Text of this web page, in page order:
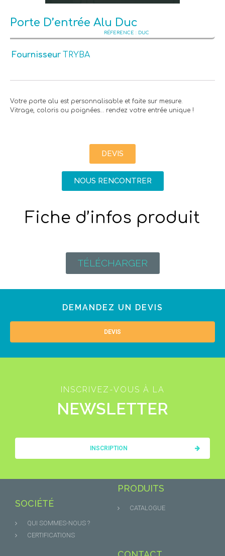
Porte D’entrée Alu Duc
DUC
Fournisseur TRYBA
Votre porte alu est personnalisable et faite sur mesure.
Vitrage, coloris ou poignées… rendez votre entrée unique !
DEVIS
NOUS RENCONTRER
Fiche d’infos produit
TÉLÉCHARGER
DEMANDEZ UN DEVIS
DEVIS
INSCRIVEZ-VOUS À LA
NEWSLETTER
INSCRIPTION
SOCIÉTÉ
QUI SOMMES-NOUS ?
CERTIFICATIONS
PRODUITS
CATALOGUE